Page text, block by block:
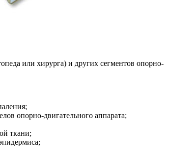
или хирурга) и других сегментов опорно-
опорно-двигательного аппарата;
ткани;